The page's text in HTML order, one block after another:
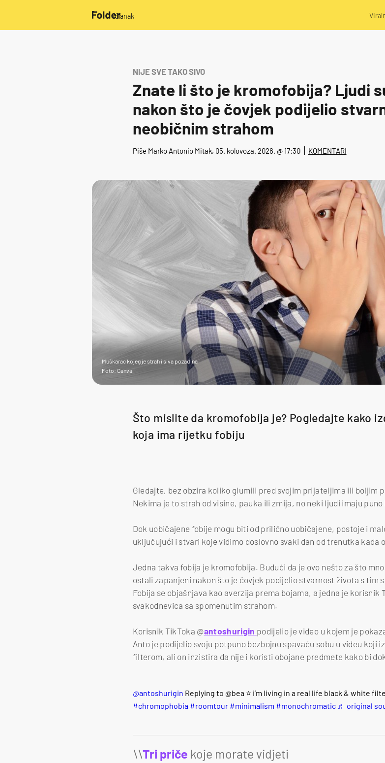
/članak
NIJE SVE TAKO SIVO
Znate li što je kromofobija? Ljudi
nakon što je čovjek podijelio
neobičnim strahom
Piše Marko Antonio Mitak, 05. kolovoza. 2026. @ 17:30 KOMENTARI
Muškarac kojeg je strah i siva pozadina
Foto: Canva
Što mislite da kromofobija je? Pogledajte kako
koja ima rijetku fobiju
Gledajte, bez obzira koliko glumili pred svojim prijateljima ili boljim
Nekima je to strah od visine, pauka ili zmija, no neki ljudi imaju
Dok uobičajene fobije mogu biti od prilično uobičajene, postoje i
uključujući i stvari koje vidimo doslovno svaki dan od trenutka kada
Jedna takva fobija je kromofobija. Budući da je ovo nešto za što
ostali zapanjeni nakon što je čovjek podijelio stvarnost života s tim
Fobija se objašnjava kao averzija prema bojama, a jedna je
svakodnevica sa spomenutim strahom.
Korisnik TikToka @antoshurigin podijelio je video u kojem je
Anto je podijelio svoju potpuno bezbojnu spavaću sobu u videu koji
filterom, ali on inzistira da nije i koristi obojane predmete kako bi
@antoshurigin Replying to @bea ⭐️ i’m living in a real life black & white
#chromophobia #roomtour #minimalism #monochromatic ♬ original
\\Tri priče koje morate vidjeti